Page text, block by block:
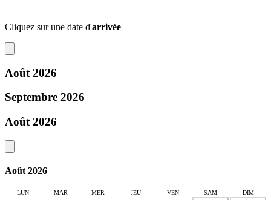
Cliquez sur une date d'arrivée
Août 2026
Septembre 2026
Août 2026
Août 2026
LUN MAR MER JEU VEN SAM DIM